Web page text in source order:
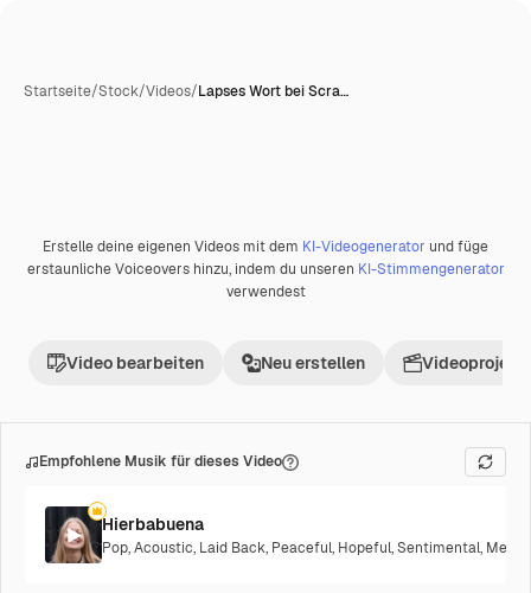
Startseite/Stock/Videos/Lapses Wort bei Scra…
Premium
Erstelle deine eigenen Videos mit dem KI-Videogenerator und füge
erstaunliche Voiceovers hinzu, indem du unseren KI-Stimmengenerator
verwendest
Video bearbeiten Neu erstellen Videoprojekt
Empfohlene Musik für dieses Video
Hierbabuena
Pop,Acoustic, Laid Back, Peaceful, Hopeful,Sentimental,